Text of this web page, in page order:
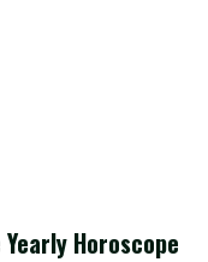
Horoscope